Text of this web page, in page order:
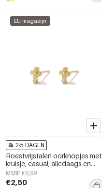
EU-magazijn
2-5 DAGEN
Roestvrijstalen oorknopjes met
kruisje, casual, alledaags en
eenvoudig, dames sieraden
MSRP €8,99
€2,50